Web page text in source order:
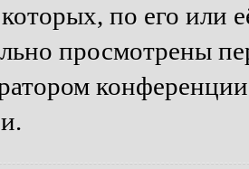
по его или
просмотрены